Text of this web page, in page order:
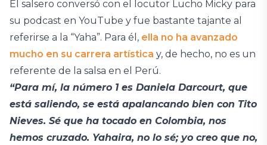
El salsero conversó con el locutor Lucho Micky para
su podcast en YouTube y fue bastante tajante al
referirse a la “Yaha”. Para él, ella no ha avanzado
mucho en su carrera artística y, de hecho, no es un
referente de la salsa en el Perú.
“Para mí, la número 1 es Daniela Darcourt, que
está saliendo, se está apalancando bien con Tito
Nieves. Sé que ha tocado en Colombia, nos
hemos cruzado. Yahaira, no lo sé; yo creo que no,